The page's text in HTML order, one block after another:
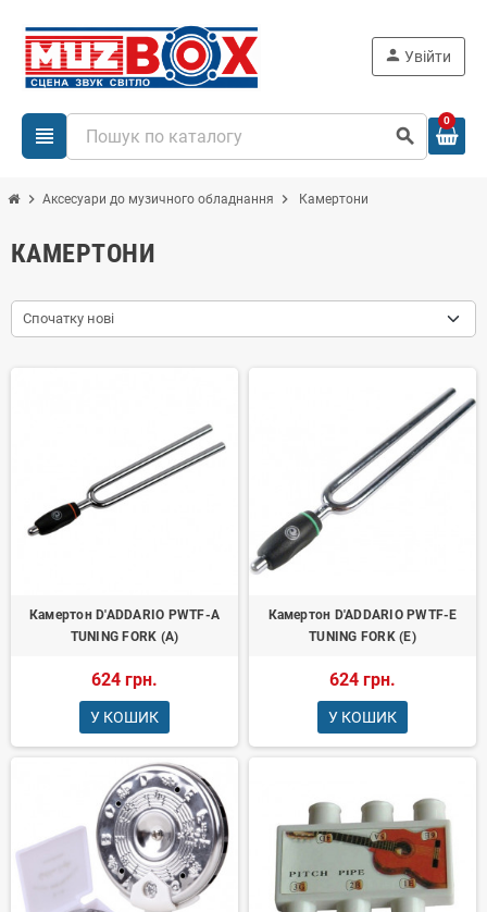
view_headline search
person Увійти
0
chevron_right Аксесуари до музичного обладнання chevron_right Камертони
КАМЕРТОНИ
Спочатку нові
Камертон D'ADDARIO PWTF-A
TUNING FORK (A)
624 грн.
У КОШИК
Камертон D'ADDARIO PWTF-E
TUNING FORK (E)
624 грн.
У КОШИК